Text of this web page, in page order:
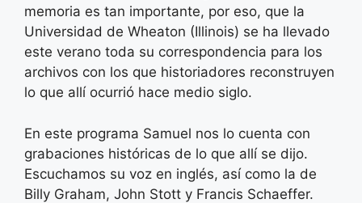
memoria es tan importante, por eso, que la
Universidad de Wheaton (Illinois) se ha llevado
este verano toda su correspondencia para los
archivos con los que historiadores reconstruyen
lo que allí ocurrió hace medio siglo.
En este programa Samuel nos lo cuenta con
grabaciones históricas de lo que allí se dijo.
Escuchamos su voz en inglés, así como la de
Billy Graham, John Stott y Francis Schaeffer.